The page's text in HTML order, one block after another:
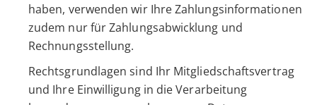
haben, verwenden wir Ihre Zahlungsinformationen
zudem nur für Zahlungsabwicklung und
Rechnungsstellung.
Rechtsgrundlagen sind Ihr Mitgliedschaftsvertrag
und Ihre Einwilligung in die Verarbeitung